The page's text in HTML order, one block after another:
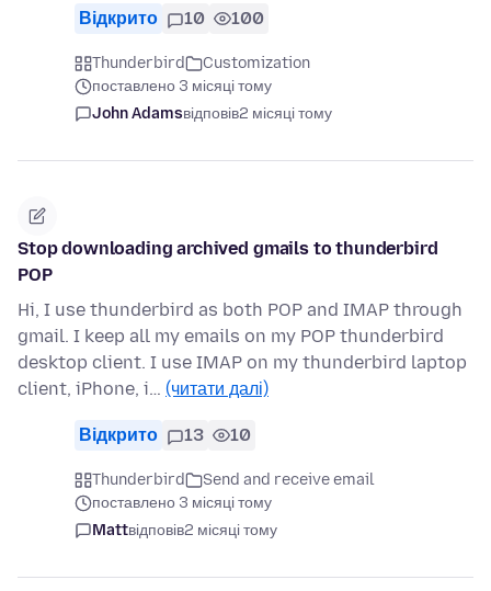
Відкрито 10 100
Thunderbird
Customization
поставлено 3 місяці тому
John Adamsвідповів2 місяці тому
Stop downloading archived gmails to thunderbird
POP
Hi, I use thunderbird as both POP and IMAP through
gmail. I keep all my emails on my POP thunderbird
desktop client. I use IMAP on my thunderbird laptop
client, iPhone, i… (читати далі)
Відкрито 13 10
Thunderbird
Send and receive email
поставлено 3 місяці тому
Mattвідповів2 місяці тому